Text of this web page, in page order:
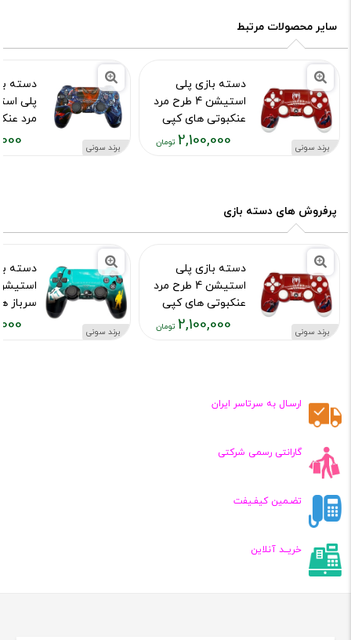
سایر محصولات مرتبط
برند سونی
دسته بازی پلی
استیشن 4 طرح مرد
عنکبوتی های کپی
کد محصول :10015973
2,100,000
تومان
برند سونی
دسته
مرد
کد محصول
پرفروش های دسته بازی
برند سونی
دسته بازی پلی
استیشن 4 طرح مرد
عنکبوتی های کپی
کد محصول :10015973
2,100,000 برند سونی
دسته
سرباز
کد محصول
ارسـال به سرتاسر ایران
گارانتی رسمی شرکتی
تضـمین کیفـیفت
خریــد آنلاین